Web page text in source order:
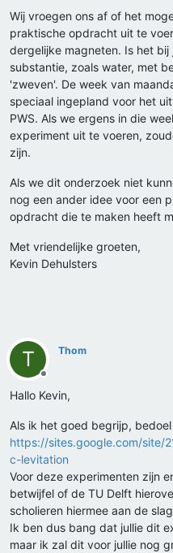
Wij vroegen ons af of het
praktische opdracht uit te
dergelijke magneten. Is het
substantie, zoals water, met
'zweven'. De week van
speciaal ingepland voor het
PWS. Als we ergens in die
experiment uit te voeren,
zijn.
Als we dit onderzoek niet
nog een ander idee voor een
opdracht die te maken heeft
Met vriendelijke groeten,
Kevin Dehulsters
T
Offline
Thom
Hallo Kevin,
Als ik het goed begrijp,
https://sites.google.com/site/
c-levitation
Voor deze experimenten zijn
betwijfel of de TU Delft
scholieren hiermee aan de
Ik ben dus bang dat jullie dit
maar ik zal dit voor jullie nog